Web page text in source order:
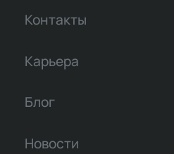
Контакты
Карьера
Блог
Новости